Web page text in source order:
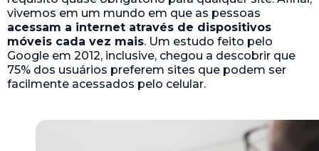
vivemos em um mundo em que as pessoas
acessam a internet através de dispositivos
móveis cada vez mais. Um estudo feito pelo
Google em 2012, inclusive, chegou a descobrir que
75% dos usuários preferem sites que podem ser
facilmente acessados pelo celular.